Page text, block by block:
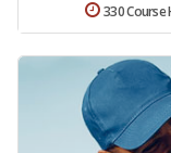
330 Course